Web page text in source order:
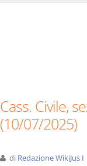
Cass. Civile,
(10/07/2025)
di Redazione WikiJus I